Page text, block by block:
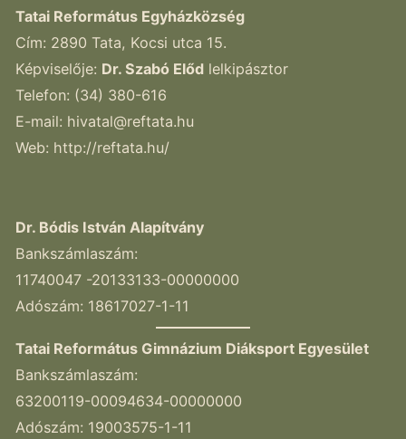
Tatai Református Egyházközség
Cím: 2890 Tata, Kocsi utca 15.
Képviselője: Dr. Szabó Előd lelkipásztor
Telefon: (34) 380-616
E-mail: hivatal@reftata.hu
Web: http://reftata.hu/
Dr. Bódis István Alapítvány
Bankszámlaszám:
11740047 -20133133-00000000
Adószám: 18617027-1-11
Tatai Református Gimnázium Diáksport Egyesület
Bankszámlaszám:
63200119-00094634-00000000
Adószám: 19003575-1-11